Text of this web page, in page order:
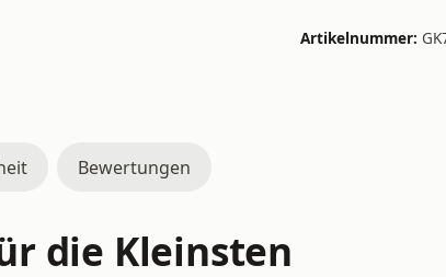
Artikelnummer:
Bewertungen
die Kleinsten